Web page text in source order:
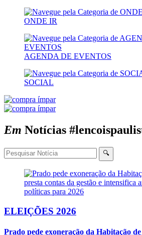
ONDE IR
AGENDA DE EVENTOS
SOCIAL
Em Notícias
🔍
ELEIÇÕES 2026
Prado pede exoneração da Habitação